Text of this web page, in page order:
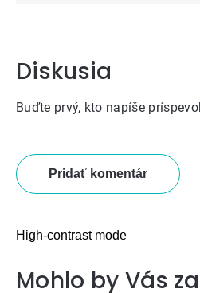
Diskusia
Buďte prvý, kto napíše
Pridať komentár
High-contrast mode
Mohlo by Vás